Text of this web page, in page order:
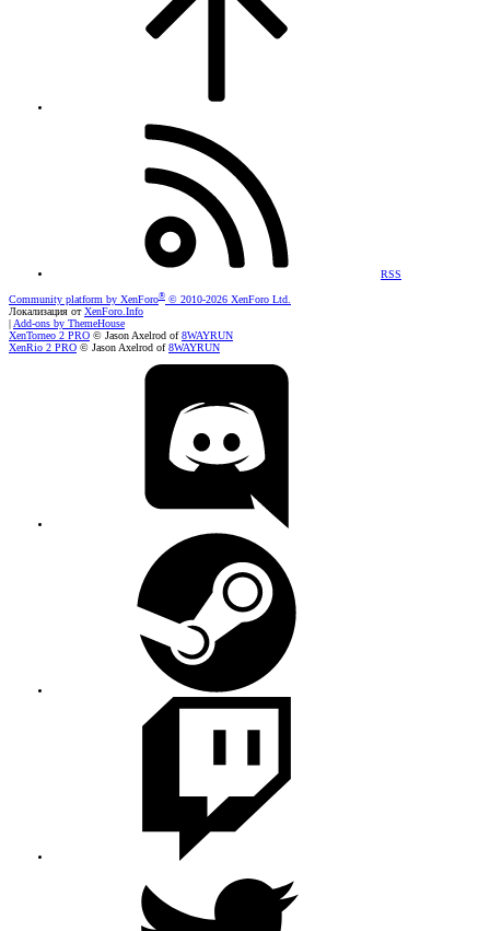
RSS
Community platform by XenForo® © 2010-2026 XenForo Ltd.
Локализация отXenForo.Info
| Add-ons by ThemeHouse
XenTorneo 2 PRO © Jason Axelrod of8WAYRUN
XenRio 2 PRO © Jason Axelrod of8WAYRUN